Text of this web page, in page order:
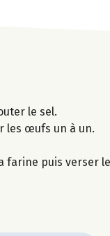
le sel.
les œufs un à un.
farine puis verser